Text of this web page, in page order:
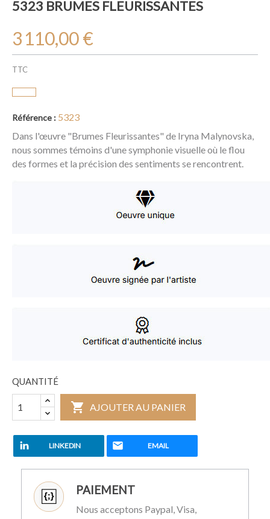
5323 BRUMES FLEURISSANTES
3 110,00 €
TTC
Référence : 5323
Dans l'œuvre "Brumes Fleurissantes" de Iryna Malynovska,
nous sommes témoins d'une symphonie visuelle où le flou
des formes et la précision des sentiments se rencontrent.
QUANTITÉ
 AJOUTER AU PANIER
LINKEDIN EMAIL
PAIEMENT
Nous acceptons Paypal, Visa,